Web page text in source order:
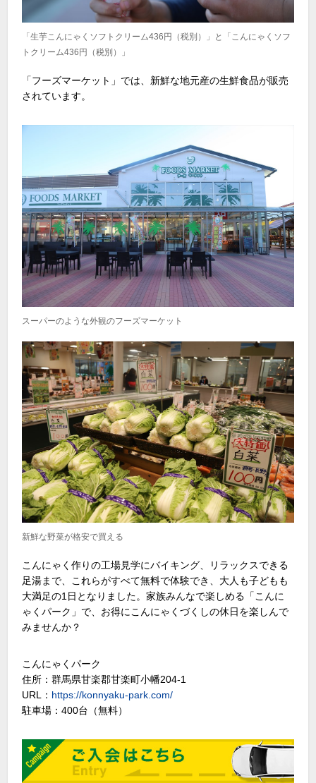
「生芋こんにゃくソフトクリーム436円（税別）」と「こんにゃくソフ
トクリーム436円（税別）」
「フーズマーケット」では、新鮮な地元産の生鮮食品が販売
されています。
スーパーのような外観のフーズマーケット
新鮮な野菜が格安で買える
こんにゃく作りの工場見学にバイキング、リラックスできる
足湯まで、これらがすべて無料で体験でき、大人も子どもも
大満足の1日となりました。家族みんなで楽しめる「こんに
ゃくパーク」で、お得にこんにゃくづくしの休日を楽しんで
みませんか？
こんにゃくパーク
住所：群馬県甘楽郡甘楽町小幡204-1
URL： https://konnyaku-park.com/
駐車場：400台（無料）